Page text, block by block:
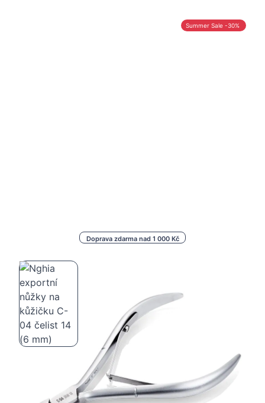
Doprava zdarma nad 1 000 Kč
Summer Sale -30%
Nghia exportní nůžky na kůžičku C-04
čelist 14 (6 mm)